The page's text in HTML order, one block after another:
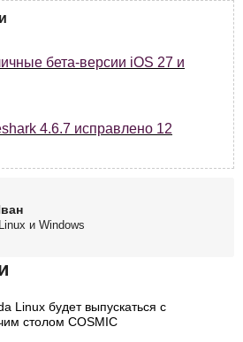
бета-версии iOS 27 и
4.6.7 исправлено 12
и Windows
Linux будет выпускаться с
столом COSMIC